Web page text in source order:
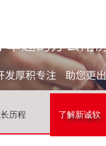
历程 了解新诚软